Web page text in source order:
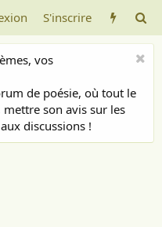
S'inscrire
vos
de poésie, où tout le
son avis sur les
discussions !